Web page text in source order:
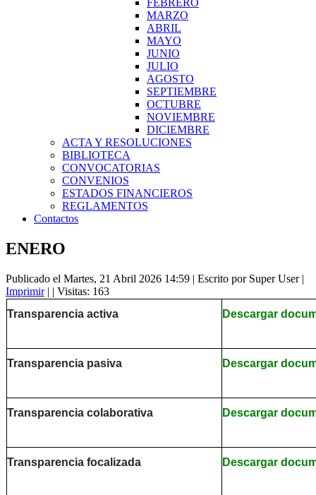
FEBRERO
MARZO
ABRIL
MAYO
JUNIO
JULIO
AGOSTO
SEPTIEMBRE
OCTUBRE
NOVIEMBRE
DICIEMBRE
ACTA Y RESOLUCIONES
BIBLIOTECA
CONVOCATORIAS
CONVENIOS
ESTADOS FINANCIEROS
REGLAMENTOS
Contactos
ENERO
Publicado el Martes, 21 Abril 2026 14:59 | Escrito por Super User|
Imprimir| | Visitas: 163
Transparencia activa
Descargar
Transparencia pasiva Descargar
Transparencia colaborativa Descargar
Transparencia focalizada Descargar